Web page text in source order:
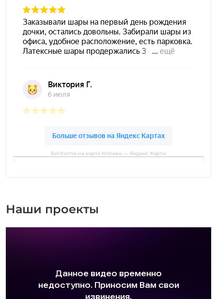
БигХэппи на карте Москвы — Яндекс Карты
Наши проекты